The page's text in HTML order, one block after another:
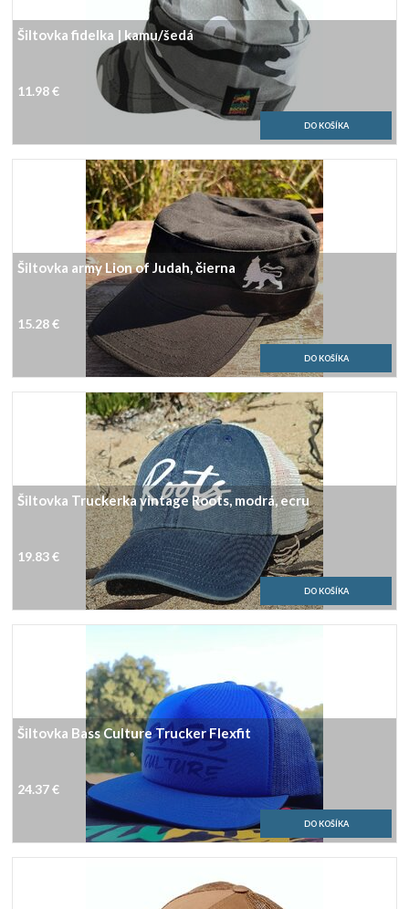
Šiltovka fidelka | kamu/šedá
11.98 €
Šiltovka army Lion of Judah, čierna
15.28 €
Šiltovka Truckerka vintage Roots, modrá, ecru
19.83 €
Šiltovka Bass Culture Trucker Flexfit
24.37 €